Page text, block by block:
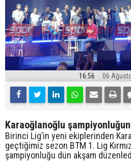
16:56 06
Karaoğlanoğlu
Birinci Lig’in yeni ekiplerinden
geçtiğimiz sezon BTM 1. Lig
şampiyonluğu dün akşam